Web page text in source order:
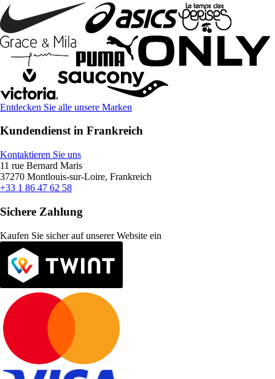
Entdecken Sie alle unsere Marken
Kundendienst in Frankreich
Kontaktieren Sie uns
11 rue Bernard Maris
37270 Montlouis-sur-Loire, Frankreich
+33 1 86 47 62 58
Sichere Zahlung
Kaufen Sie sicher auf unserer Website ein